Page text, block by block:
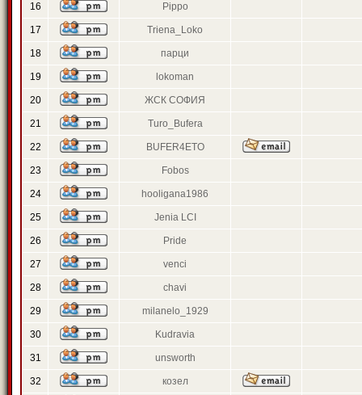
16 Pippo
17 Triena_Loko
18 парци
19 lokoman
20 ЖСК СОФИЯ
21 Turo_Bufera
22 BUFER4ETO
23 Fobos
24 hooligana1986
25 Jenia LCI
26 Pride
27 venci
28 chavi
29 milanelo_1929
30 Kudravia
31 unsworth
32 козел